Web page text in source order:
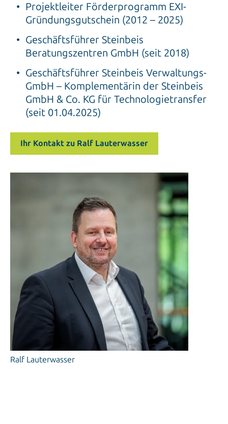
Ralf Lauterwasser
Projektleiter Förderprogramm EXI-
Gründungsgutschein (2012 – 2025)
Geschäftsführer Steinbeis
Beratungszentren GmbH (seit 2018)
Geschäftsführer Steinbeis Verwaltungs-
GmbH – Komplementärin der Steinbeis
GmbH & Co. KG für Technologietransfer
(seit 01.04.2025)
Ihr Kontakt zu Ralf Lauterwasser